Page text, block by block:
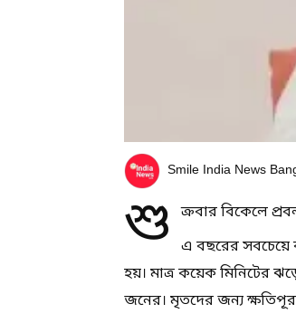
Smile India News
শু
ক্রবার বিকেলে
এ বছরের সবচেয়ে
হয়। মাত্র কয়েক মিনিটের
জনের। মৃতদের জন্য